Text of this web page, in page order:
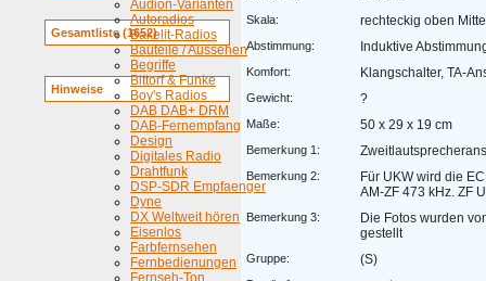
Audion-Varianten
Autoradios
Bakelit-Radios
Bauteile / Aussehen
Begriffe
Bittorf & Funke
Boy's Radios
DAB DAB+ DRM
DAB-Fernempfang
Design
Digitales Radio
Drahtfunk
DSP-SDR Empfaenger
Dyne
DX Weltweit hören
Eisenlos
Farbfernsehen
Fernbedienungen
Fernseh-Ton
Gesamtliste (1652)
Hinweise
Skala: rechteckig oben
Abstimmung: Induktive
Komfort: Klangschalter, TA-
Gewicht: ?
Maße: 50 x 29 x 19 cm
Bemerkung 1:
Bemerkung 2:
Für UKW wird die
AM-ZF 473 kHz. ZF
Bemerkung 3:
Die Fotos wurden
gestellt
Gruppe: (S)